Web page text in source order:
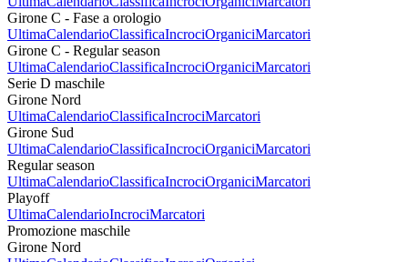
Girone C - Fase a orologio
UltimaCalendarioClassificaIncrociOrganiciMarcatori
Girone C - Regular season
UltimaCalendarioClassificaIncrociOrganiciMarcatori
Serie D maschile
Girone Nord
UltimaCalendarioClassificaIncrociMarcatori
Girone Sud
UltimaCalendarioClassificaIncrociOrganiciMarcatori
Regular season
UltimaCalendarioClassificaIncrociOrganiciMarcatori
Playoff
UltimaCalendarioIncrociMarcatori
Promozione maschile
Girone Nord